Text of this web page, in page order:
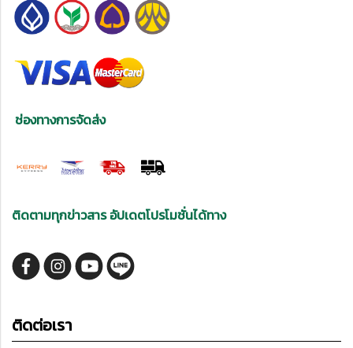
ช่องทางการจัดส่ง
ติดตามทุกข่าวสาร อัปเดตโปรโมชั่นได้ทาง
ติดต่อเรา